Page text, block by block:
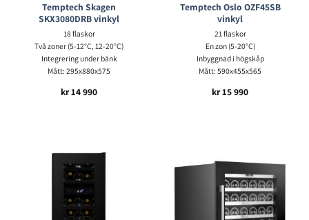
Temptech Skagen
SKX3080DRB vinkyl
18 flaskor
Två zoner (5-12°C, 12-20°C)
Integrering under bänk
Mått: 295x880x575
kr14 990
Temptech Oslo OZF45SB
vinkyl
21 flaskor
En zon (5-20°C)
Inbyggnad i högskåp
Mått: 590x455x565
kr15 990